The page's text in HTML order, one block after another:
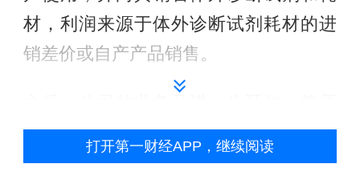
材，利润来源于体外诊断试剂耗材的进
销差价或自产产品销售。
医疗机构检验类产品集约化运营服务迭
代升级为全院医用耗材集约化运营服务
打开第一财经APP，继续阅读